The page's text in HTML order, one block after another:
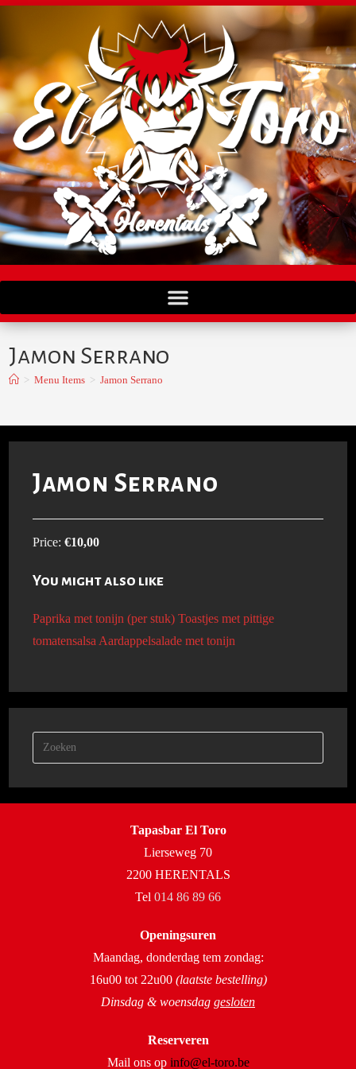
Jamon Serrano
> Menu Items > Jamon Serrano
Jamon Serrano
Price:€10,00
You might also like
Paprika met tonijn (per stuk) Toastjes met pittige
tomatensalsa Aardappelsalade met tonijn
Tapasbar El Toro
Lierseweg 70
2200 HERENTALS
Tel 014 86 89 66
Openingsuren
Maandag, donderdag tem zondag:
16u00 tot 22u00 (laatste bestelling)
Dinsdag & woensdag gesloten
Reserveren
Mail ons op info@el-toro.be